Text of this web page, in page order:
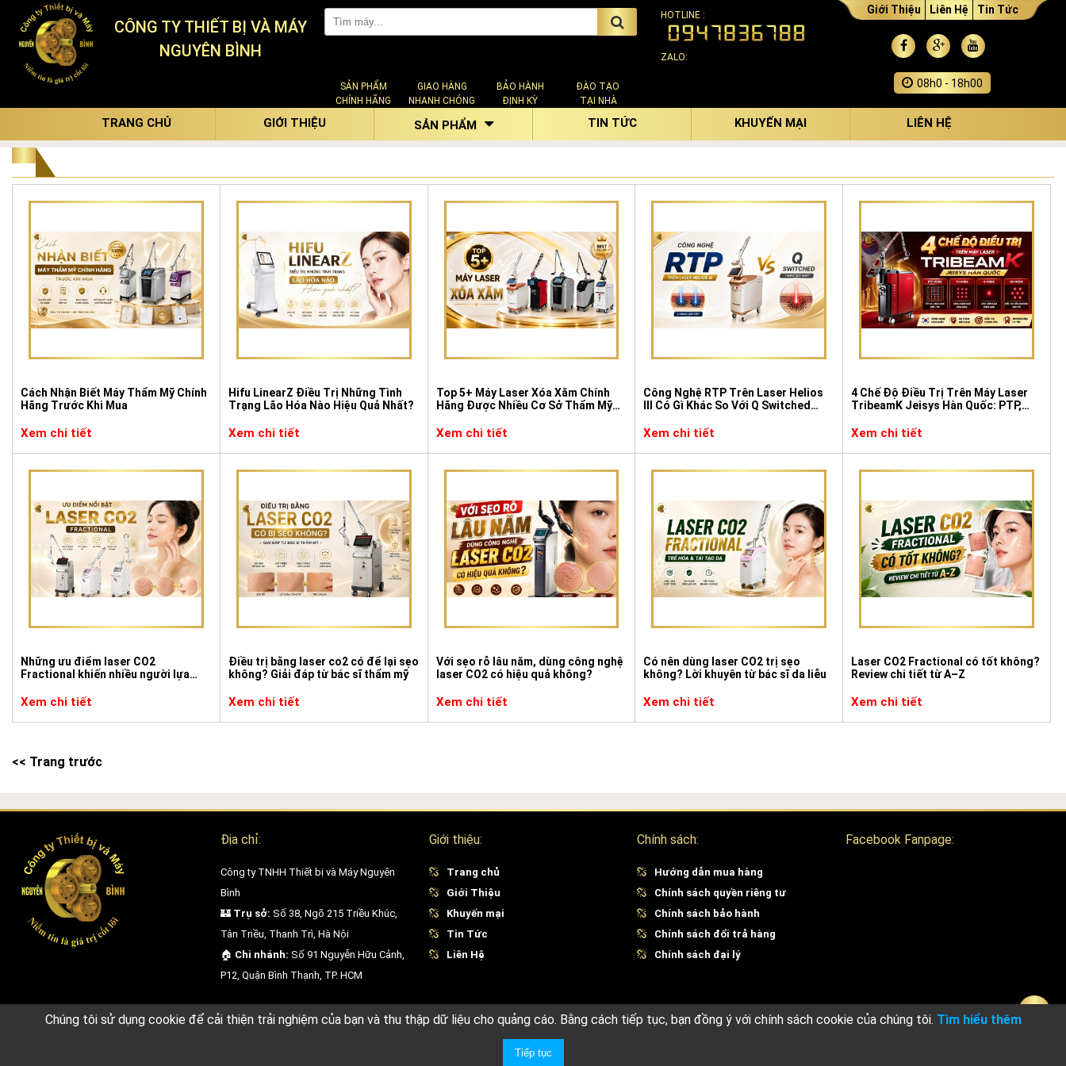
CÔNG TY THIẾT BỊ VÀ MÁY
NGUYÊN BÌNH
SẢN PHẨM
CHÍNH HÃNG
GIAO HÀNG
NHANH CHÓNG
BẢO HÀNH
ĐỊNH KỲ
ĐÀO TẠO
TẠI NHÀ
HOTLINE :
ZALO:
Giới Thiệu Liên Hệ Tin Tức
08h0 - 18h00
TRANG CHỦ GIỚI THIỆU SẢN PHẨM TIN TỨC KHUYẾN MẠI LIÊN HỆ
Cách Nhận Biết Máy Thẩm Mỹ Chính
Hãng Trước Khi Mua
Xem chi tiết
Hifu LinearZ Điều Trị Những Tình
Trạng Lão Hóa Nào Hiệu Quả Nhất?
Xem chi tiết
Top 5+ Máy Laser Xóa Xăm Chính
Hãng Được Nhiều Cơ Sở Thẩm Mỹ
Xem chi tiết
Công Nghệ RTP Trên Laser Helios
III Có Gì Khác So Với Q Switched
Xem chi tiết
4 Chế Độ Điều Trị Trên Máy Laser
TribeamK Jeisys Hàn Quốc: PTP,
Xem chi tiết
Những ưu điểm laser CO2
Fractional khiến nhiều người lựa
Xem chi tiết
Điều trị bằng laser co2 có để lại sẹo
không? Giải đáp từ bác sĩ thẩm mỹ
Xem chi tiết
Với sẹo rỗ lâu năm, dùng công nghệ
laser CO2 có hiệu quả không?
Xem chi tiết
Có nên dùng laser CO2 trị sẹo
không? Lời khuyên từ bác sĩ da liễu
Xem chi tiết
Laser CO2 Fractional có tốt không?
Review chi tiết từ A–Z
Xem chi tiết
<< Trang trước
Địa chỉ:
Công ty TNHH Thiết bị và Máy Nguyên
Bình
🏰Trụ sở: Số 38, Ngõ 215 Triều Khúc,
Tân Triều, Thanh Trì, Hà Nội
🏠 Chi nhánh: Số 91 Nguyễn Hữu Cảnh,
P12, Quận Bình Thạnh, TP. HCM
Giới thiệu:
Trang chủ
Giới Thiệu
Khuyến mại
Tin Tức
Liên Hệ
Chính sách:
Hướng dẫn mua hàng
Chính sách quyền riêng tư
Chính sách bảo hành
Chính sách đổi trả hàng
Chính sách đại lý
Facebook Fanpage:
Công ty TNHH Thiết bị và Máy Nguyên Bình
Chúng tôi sử dụng cookie để cải thiện trải nghiệm của bạn và thu thập dữ liệu cho quảng cáo. Bằng cách tiếp tục, bạn đồng ý với chính sách cookie của chúng tôi. Tìm hiểu thêm
Tiếp tục